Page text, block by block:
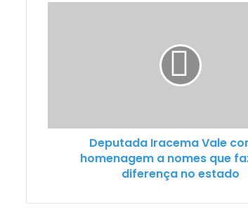
Deputada Iracema Vale
homenagem a nomes que
diferença no estado